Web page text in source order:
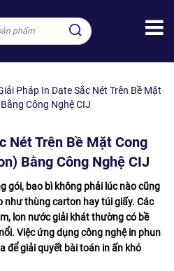
Pháp In Date Sắc Nét Trên Bề Mặt
Công Nghệ CIJ
Nét Trên Bề Mặt Cong
Bằng Công Nghệ CIJ
gói, bao bì không phải lúc nào cũng
như thùng carton hay túi giấy. Các
lon nước giải khát thường có bề
Việc ứng dụng công nghệ in phun
để giải quyết bài toán in ấn khó